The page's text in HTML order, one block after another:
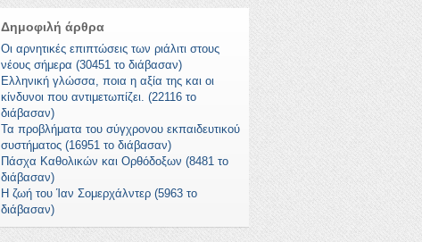
Δημοφιλή άρθρα
Οι αρνητικές επιπτώσεις των ριάλιτι στους
νέους σήμερα (30451 το διάβασαν)
Ελληνική γλώσσα, ποια η αξία της και οι
κίνδυνοι που αντιμετωπίζει. (22116 το
διάβασαν)
Τα προβλήματα του σύγχρονου εκπαιδευτικού
συστήματος (16951 το διάβασαν)
Πάσχα Καθολικών και Ορθόδοξων (8481 το
διάβασαν)
Η ζωή του Ίαν Σομερχάλντερ (5963 το
διάβασαν)